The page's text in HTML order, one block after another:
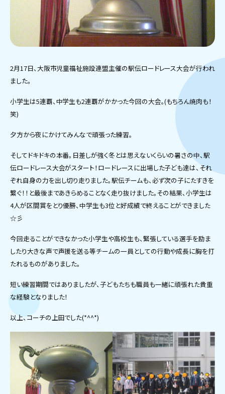
2月17日、大阪市児童福祉施設連盟主催の駅伝ロードレース大会が行われ
ました。
小学生は5連覇、中学生も2連覇がかかった今回の大会。(もちろん焼肉も！
笑)
夕方から夜にかけてみんなで頑張った練習。
そしてドキドキの本番。日差しが強く冬とは思えないくらいの暑さの中、駅
伝ロードレース大会がスタート！ロードレースに出場した子ども達は、それ
ぞれ自身の力を出し切り走りました。駅伝チームも、必ず次の子にたすきを
繋ぐ！！と最後まであきらめることなく走り抜けました。その結果、小学生は
4人が区間賞をとり優勝、中学生も3位と好成績で終えることができました
☆彡
今回走ることができなかった小学生や高校生も、緊張している選手を励ま
したり大きな声で声援を送る等チームの一員としての行動や成長に胸を打
たれるものがありました。
短い練習期間ではありましたが、子どもたちも職員も一緒に頑張れた貴重
な経験となりました！
以上、コーチの上田でした(*^^*)